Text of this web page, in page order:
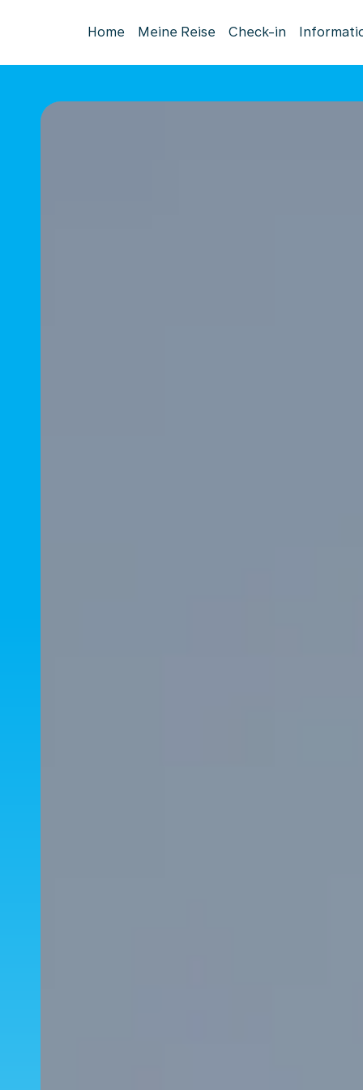
Home Meine Reise Check-in